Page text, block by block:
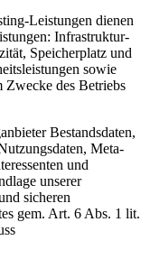
Leistungen dienen
Infrastruktur-
Speicherplatz und
sowie
Zwecke des Betriebs
Bestandsdaten,
Meta-
und
unserer
sicheren
gem. Art. 6 Abs. 1 lit.